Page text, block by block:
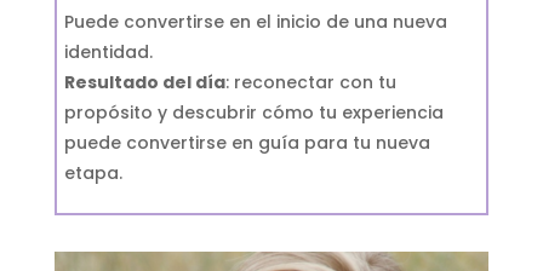
Puede convertirse en el inicio de una nueva
identidad.
Resultado del día: reconectar con tu
propósito y descubrir cómo tu experiencia
puede convertirse en guía para tu nueva
etapa.